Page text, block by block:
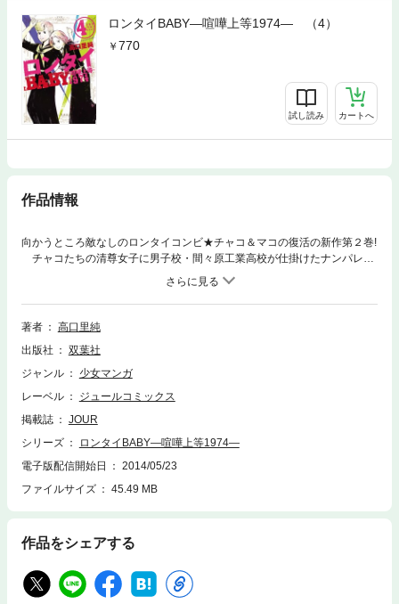
ロンタイBABY―喧嘩上等1974― （4）
770
試し読み カートへ
作品情報
向かうところ敵なしのロンタイコンビ★チャコ＆マコの復活の新作第２巻!
チャコたちの清尊女子に男子校・間々原工業高校が仕掛けたナンパレー
ス、その一番の狙いはやっぱり二人だった!? チャコと緋郎、マコと鉄美
の関係を揺るがせたゲームの行方は? そしてレースに便乗して清女を仕
切ろうとする伏兵相手に今回もチャコとマコが大暴れ!!
著者
高口里純
出版社
双葉社
ジャンル
少女マンガ
レーベル
ジュールコミックス
掲載誌
JOUR
シリーズ
ロンタイBABY―喧嘩上等1974―
電子版配信開始日
2014/05/23
ファイルサイズ
45.49 MB
作品をシェアする